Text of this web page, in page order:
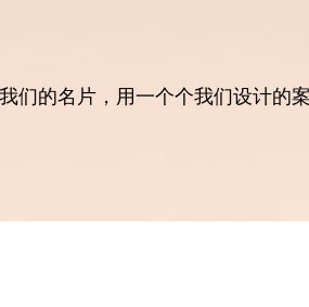
们的名片，用一个个我们设计的